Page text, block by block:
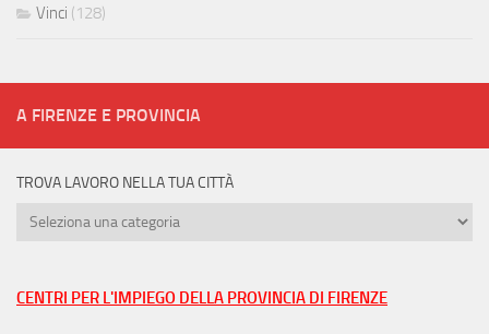
Vinci (128)
A FIRENZE E PROVINCIA
TROVA LAVORO NELLA TUA CITTÀ
Trova
tua
CENTRI PER L'IMPIEGO DELLA PROVINCIA DI FIRENZE